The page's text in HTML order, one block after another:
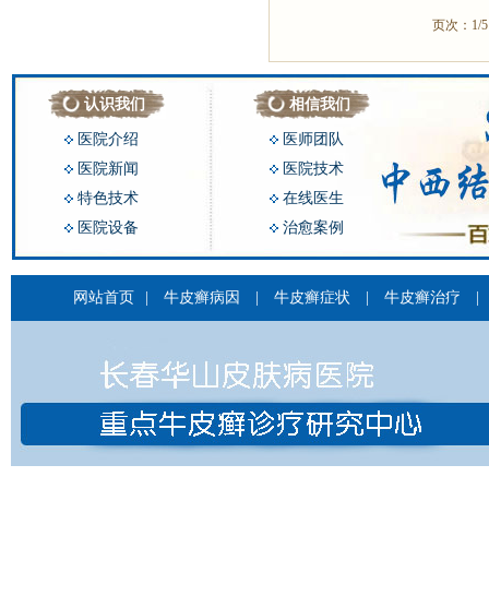
页次：1/
认识我们
医院介绍
医院新闻
特色技术
医院设备
相信我们
医师团队
医院技术
在线医生
治愈案例
网站首页 牛皮癣病因 牛皮癣症状 牛皮癣治疗